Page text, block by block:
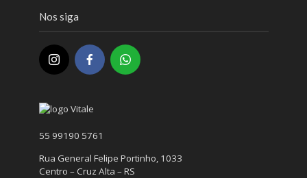
Nos siga
55 99190 5761
Rua General Felipe Portinho, 1033
Centro – Cruz Alta – RS